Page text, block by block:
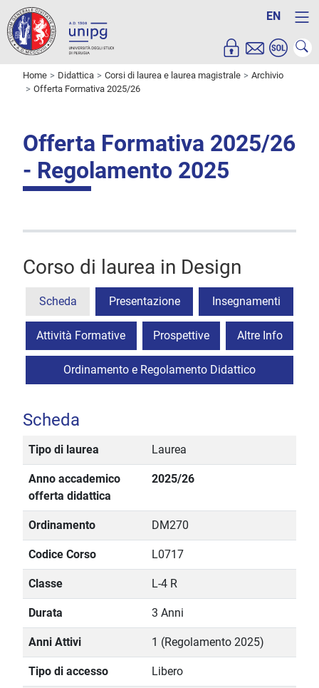
EN
Home Didattica Corsi di laurea e laurea magistrale
Archivio
Offerta Formativa 2025/26
Offerta Formativa 2025/26
- Regolamento 2025
Corso di laurea in Design
Scheda Presentazione Insegnamenti
Attività Formative Prospettive Altre Info
Ordinamento e Regolamento Didattico
Scheda
Tipo di laurea Laurea
Anno accademico
offerta didattica
2025/26
Ordinamento DM270
Codice Corso L0717
Classe L-4 R
Durata 3 Anni
Anni Attivi 1 (Regolamento 2025)
Tipo di accesso Libero